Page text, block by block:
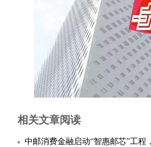
相关文章阅读
中邮消费金融启动“智惠邮芯”工程